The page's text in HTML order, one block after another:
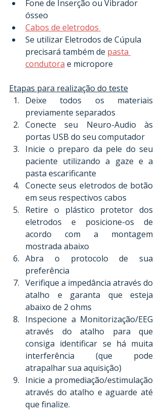
Fone de Inserção ou Vibrador
ósseo
Cabos de eletrodos
Se utilizar Eletrodos de Cúpula
precisará também de pasta
condutora e micropore
Etapas para realização do teste
Deixe todos os materiais
previamente separados
Conecte seu Neuro-Audio às
portas USB do seu computador
Inicie o preparo da pele do seu
paciente utilizando a gaze e a
pasta escarificante
Conecte seus eletrodos de botão
em seus respectivos cabos
Retire o plástico protetor dos
eletrodos e posicione-os de
acordo com a montagem
mostrada abaixo
Abra o protocolo de sua
preferência
Verifique a impedância através do
atalho e garanta que esteja
abaixo de 2 ohms
Inspecione a Monitorização/EEG
através do atalho para que
consiga identificar se há muita
interferência (que pode
atrapalhar sua aquisição)
Inicie a promediação/estimulação
através do atalho e aguarde até
que finalize.